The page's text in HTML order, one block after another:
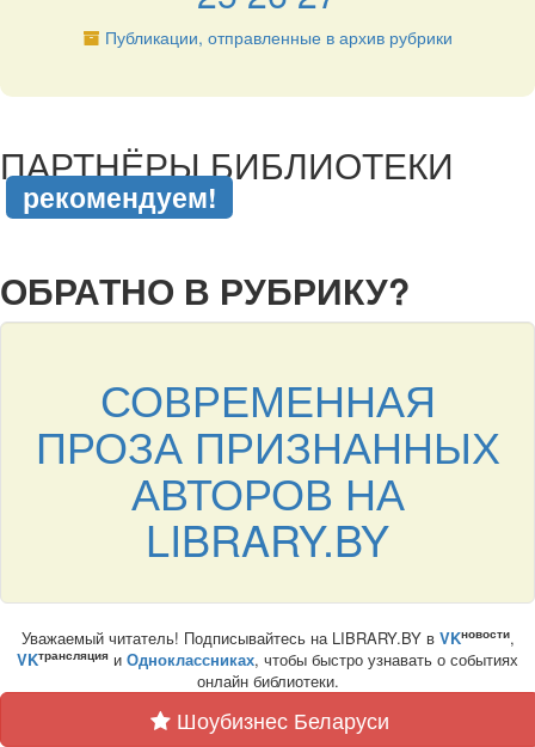
Публикации, отправленные в архив рубрики
ПАРТНЁРЫ БИБЛИОТЕКИ
рекомендуем!
ОБРАТНО В РУБРИКУ?
СОВРЕМЕННАЯ
ПРОЗА ПРИЗНАННЫХ
АВТОРОВ НА
LIBRARY.BY
Уважаемый читатель! Подписывайтесь на LIBRARY.BY в VKновости,
VKтрансляция и Одноклассниках, чтобы быстро узнавать о событиях
онлайн библиотеки.
Шоубизнес Беларуси